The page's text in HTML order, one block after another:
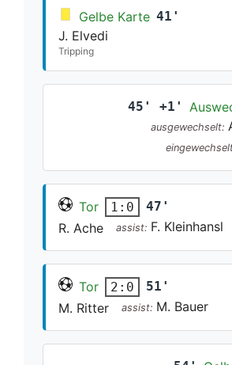
Gelbe Karte 41'
J. Elvedi
Tripping
45' +1'
ausgewechselt:
Tor 1:0 47'
R. Ache assist: F. Kleinhansl
Tor 2:0 51'
M. Ritter assist: M. Bauer